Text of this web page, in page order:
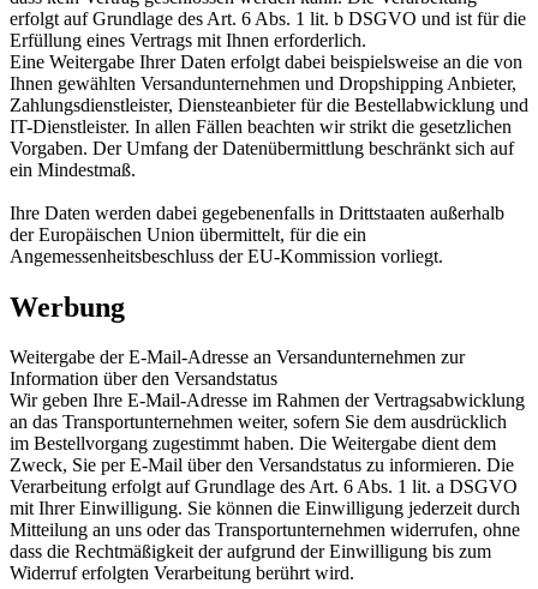
erfolgt auf Grundlage des Art. 6 Abs. 1 lit. b DSGVO und ist für die
Erfüllung eines Vertrags mit Ihnen erforderlich.
Eine Weitergabe Ihrer Daten erfolgt dabei beispielsweise an die von
Ihnen gewählten Versandunternehmen und Dropshipping Anbieter,
Zahlungsdienstleister, Diensteanbieter für die Bestellabwicklung und
IT-Dienstleister. In allen Fällen beachten wir strikt die gesetzlichen
Vorgaben. Der Umfang der Datenübermittlung beschränkt sich auf
ein Mindestmaß.
Ihre Daten werden dabei gegebenenfalls in Drittstaaten außerhalb
der Europäischen Union übermittelt, für die ein
Angemessenheitsbeschluss der EU-Kommission vorliegt.
Werbung
Weitergabe der E-Mail-Adresse an Versandunternehmen zur
Information über den Versandstatus
Wir geben Ihre E-Mail-Adresse im Rahmen der Vertragsabwicklung
an das Transportunternehmen weiter, sofern Sie dem ausdrücklich
im Bestellvorgang zugestimmt haben. Die Weitergabe dient dem
Zweck, Sie per E-Mail über den Versandstatus zu informieren. Die
Verarbeitung erfolgt auf Grundlage des Art. 6 Abs. 1 lit. a DSGVO
mit Ihrer Einwilligung. Sie können die Einwilligung jederzeit durch
Mitteilung an uns oder das Transportunternehmen widerrufen, ohne
dass die Rechtmäßigkeit der aufgrund der Einwilligung bis zum
Widerruf erfolgten Verarbeitung berührt wird.